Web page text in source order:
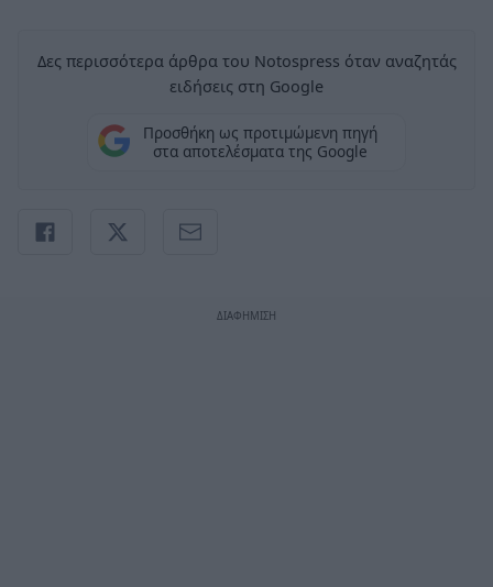
Δες περισσότερα άρθρα του Notospress όταν αναζητάς
ειδήσεις στη Google
Προσθήκη ως προτιμώμενη πηγή
στα αποτελέσματα της Google